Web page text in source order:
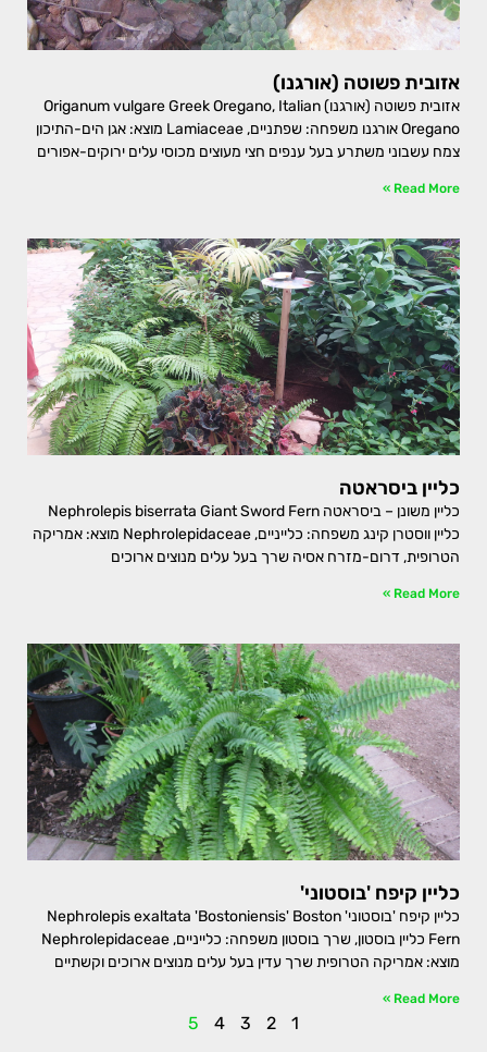
אזובית פשוטה (אורגנו)
אזובית פשוטה (אורגנו) Origanum vulgare Greek Oregano, Italian
Oregano אורגנו משפחה: שפתניים, Lamiaceae מוצא: אגן הים-התיכון
צמח עשבוני משתרע בעל ענפים חצי מעוצים מכוסי עלים ירוקים-אפורים
Read More »
כליין ביסראטה
כליין משונן – ביסראטה Nephrolepis biserrata Giant Sword Fern
כליין ווסטרן קינג משפחה: כלייניים, Nephrolepidaceae מוצא: אמריקה
הטרופית, דרום-מזרח אסיה שרך בעל עלים מנוצים ארוכים
Read More »
כליין קיפח 'בוסטוני'
כליין קיפח 'בוסטוני' Nephrolepis exaltata 'Bostoniensis' Boston
Fern כליין בוסטון, שרך בוסטון משפחה: כלייניים, Nephrolepidaceae
מוצא: אמריקה הטרופית שרך עדין בעל עלים מנוצים ארוכים וקשתיים
Read More »
1
2
3
4
5